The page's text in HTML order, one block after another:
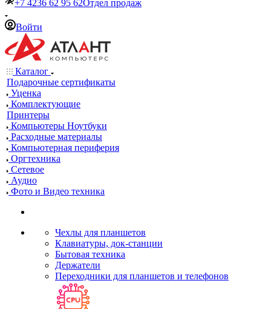
+7 4236 62 95 62Отдел продаж
Войти
Каталог
Подарочные сертификаты
Уценка
Комплектующие
Принтеры
Компьютеры Ноутбуки
Расходные материалы
Компьютерная периферия
Оргтехника
Сетевое
Аудио
Фото и Видео техника
Чехлы для планшетов
Клавиатуры, док-станции
Бытовая техника
Держатели
Переходники для планшетов и телефонов